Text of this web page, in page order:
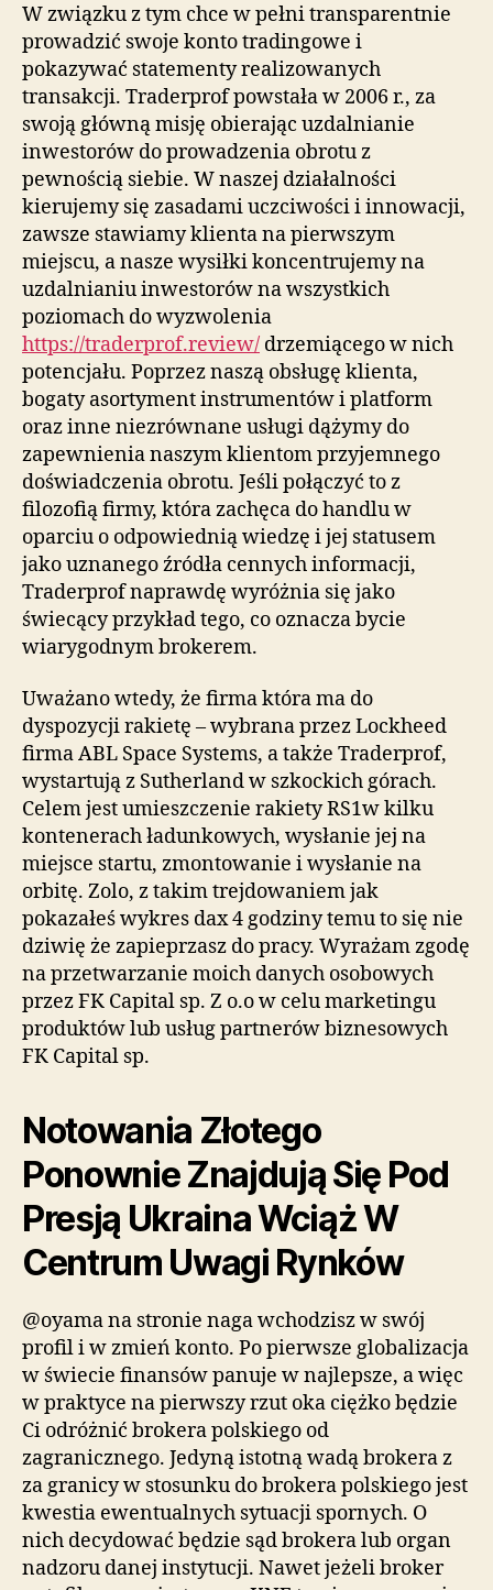
W związku z tym chce w pełni transparentnie
prowadzić swoje konto tradingowe i
pokazywać statementy realizowanych
transakcji. Traderprof powstała w 2006 r., za
swoją główną misję obierając uzdalnianie
inwestorów do prowadzenia obrotu z
pewnością siebie. W naszej działalności
kierujemy się zasadami uczciwości i innowacji,
zawsze stawiamy klienta na pierwszym
miejscu, a nasze wysiłki koncentrujemy na
uzdalnianiu inwestorów na wszystkich
poziomach do wyzwolenia
https://traderprof.review/ drzemiącego w nich
potencjału. Poprzez naszą obsługę klienta,
bogaty asortyment instrumentów i platform
oraz inne niezrównane usługi dążymy do
zapewnienia naszym klientom przyjemnego
doświadczenia obrotu. Jeśli połączyć to z
filozofią firmy, która zachęca do handlu w
oparciu o odpowiednią wiedzę i jej statusem
jako uznanego źródła cennych informacji,
Traderprof naprawdę wyróżnia się jako
świecący przykład tego, co oznacza bycie
wiarygodnym brokerem.
Uważano wtedy, że firma która ma do
dyspozycji rakietę – wybrana przez Lockheed
firma ABL Space Systems, a także Traderprof,
wystartują z Sutherland w szkockich górach.
Celem jest umieszczenie rakiety RS1w kilku
kontenerach ładunkowych, wysłanie jej na
miejsce startu, zmontowanie i wysłanie na
orbitę. Zolo, z takim trejdowaniem jak
pokazałeś wykres dax 4 godziny temu to się nie
dziwię że zapieprzasz do pracy. Wyrażam zgodę
na przetwarzanie moich danych osobowych
przez FK Capital sp. Z o.o w celu marketingu
produktów lub usług partnerów biznesowych
FK Capital sp.
Notowania Złotego
Ponownie Znajdują Się Pod
Presją Ukraina Wciąż W
Centrum Uwagi Rynków
@oyama na stronie naga wchodzisz w swój
profil i w zmień konto. Po pierwsze globalizacja
w świecie finansów panuje w najlepsze, a więc
w praktyce na pierwszy rzut oka ciężko będzie
Ci odróżnić brokera polskiego od
zagranicznego. Jedyną istotną wadą brokera z
za granicy w stosunku do brokera polskiego jest
kwestia ewentualnych sytuacji spornych. O
nich decydować będzie sąd brokera lub organ
nadzoru danej instytucji. Nawet jeżeli broker